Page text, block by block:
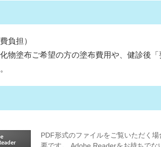
負担）
物塗布ご希望の方の塗布費用や、健診後
PDF形式のファイルをご覧いただく
要です。
Adobe Readerをお持ちでな